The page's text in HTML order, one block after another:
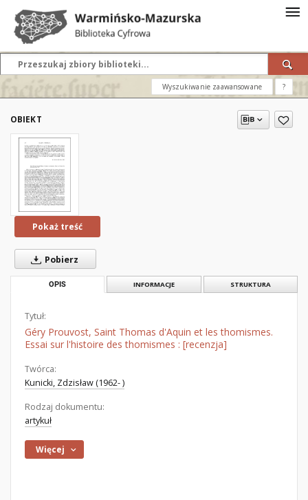
Wyszukiwanie zaawansowane ?
OBIEKT
Pokaż treść
Pobierz
OPIS INFORMACJE STRUKTURA
Tytuł:
Géry Prouvost, Saint Thomas d'Aquin et les thomismes.
Essai sur l'histoire des thomismes : [recenzja]
Twórca:
Kunicki, Zdzisław (1962- )
Rodzaj dokumentu:
artykuł
Więcej